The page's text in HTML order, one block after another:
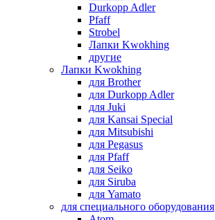
Durkopp Adler
Pfaff
Strobel
Лапки Kwokhing
другие
Лапки Kwokhing
для Brother
для Durkopp Adler
для Juki
для Kansai Special
для Mitsubishi
для Pegasus
для Pfaff
для Seiko
для Siruba
для Yamato
для специального оборудования